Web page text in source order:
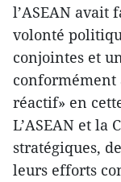
l’ASEAN avait
volonté
conjointes et
conformément
réactif» en
L’ASEAN et la
stratégiques,
leurs efforts